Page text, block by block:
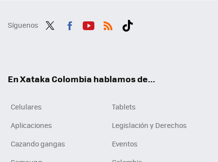
Síguenos
En Xataka Colombia hablamos de...
Celulares
Tablets
Aplicaciones
Legislación y Derechos
Cazando gangas
Eventos